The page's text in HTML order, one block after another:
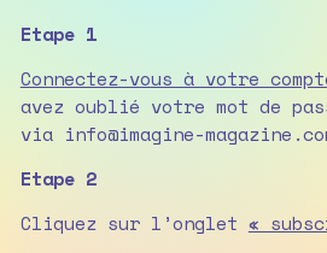
Etape 1
Connectez-vous à votre
avez oublié votre mot de
via info@imagine-
Etape 2
Cliquez sur l’onglet «